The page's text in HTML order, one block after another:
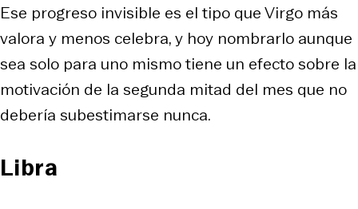
Ese progreso invisible es el tipo que Virgo más
valora y menos celebra, y hoy nombrarlo aunque
sea solo para uno mismo tiene un efecto sobre la
motivación de la segunda mitad del mes que no
debería subestimarse nunca.
Libra